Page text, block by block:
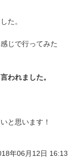
た。
じで行ってみた
われました。
と思います！
年06月12日 16:13